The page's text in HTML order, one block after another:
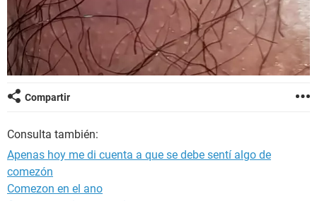
Compartir
Consulta también:
Apenas hoy me di cuenta a que se debe sentí algo de
comezón
Comezon en el ano